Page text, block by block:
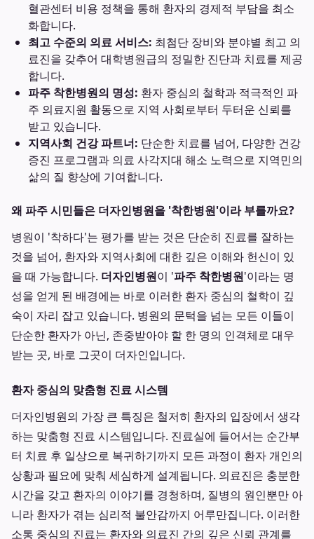
혈관센터 비용 정책을 통해 환자의 경제적 부담을 최소
화합니다.
최고 수준의 의료 서비스: 최첨단 장비와 분야별 최고 의
료진을 갖추어 대학병원급의 정밀한 진단과 치료를 제공
합니다.
파주 착한병원의 명성: 환자 중심의 철학과 적극적인 파
주 의료지원 활동으로 지역 사회로부터 두터운 신뢰를
받고 있습니다.
지역사회 건강 파트너: 단순한 치료를 넘어, 다양한 건강
증진 프로그램과 의료 사각지대 해소 노력으로 지역민의
삶의 질 향상에 기여합니다.
왜 파주 시민들은 더자인병원을 '착한병원'이라 부를까요?
병원이 '착하다'는 평가를 받는 것은 단순히 진료를 잘하는
것을 넘어, 환자와 지역사회에 대한 깊은 이해와 헌신이 있
을 때 가능합니다. 더자인병원이 '파주 착한병원'이라는 명
성을 얻게 된 배경에는 바로 이러한 환자 중심의 철학이 깊
숙이 자리 잡고 있습니다. 병원의 문턱을 넘는 모든 이들이
단순한 환자가 아닌, 존중받아야 할 한 명의 인격체로 대우
받는 곳, 바로 그곳이 더자인입니다.
환자 중심의 맞춤형 진료 시스템
더자인병원의 가장 큰 특징은 철저히 환자의 입장에서 생각
하는 맞춤형 진료 시스템입니다. 진료실에 들어서는 순간부
터 치료 후 일상으로 복귀하기까지 모든 과정이 환자 개인의
상황과 필요에 맞춰 세심하게 설계됩니다. 의료진은 충분한
시간을 갖고 환자의 이야기를 경청하며, 질병의 원인뿐만 아
니라 환자가 겪는 심리적 불안감까지 어루만집니다. 이러한
소통 중심의 진료는 환자와 의료진 간의 깊은 신뢰 관계를